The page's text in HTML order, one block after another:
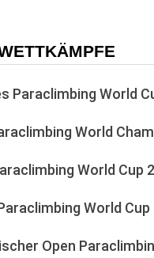
Paraclimbing World
World
World Cup
World Cup
Open